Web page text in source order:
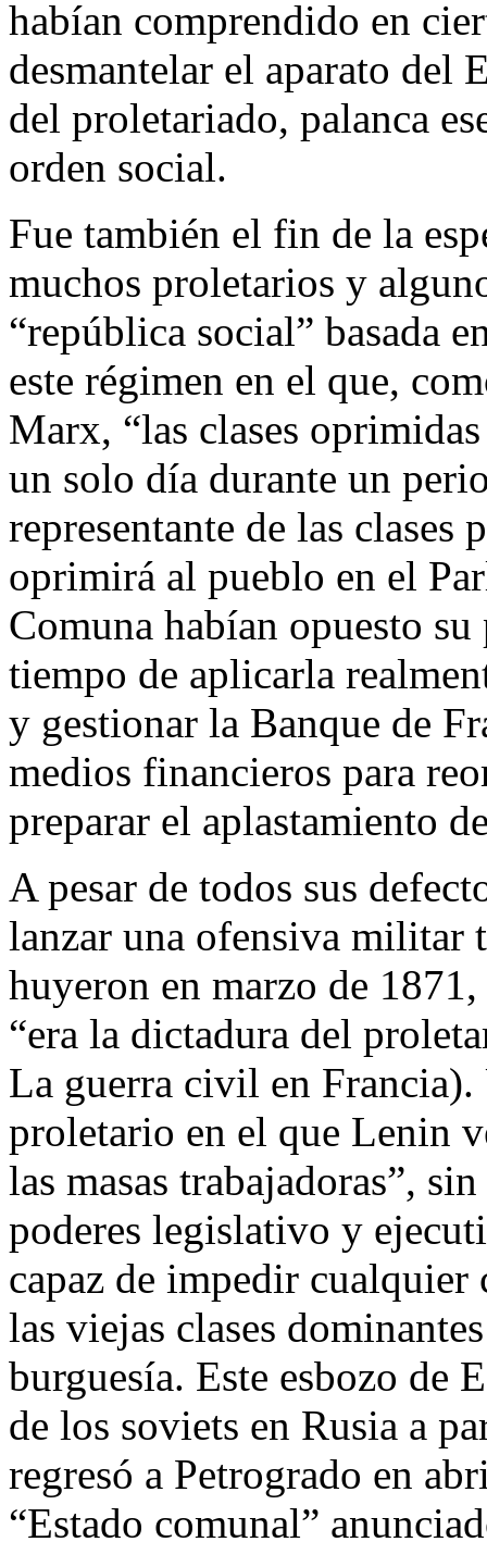
habían comprendido en
desmantelar el aparato del
del proletariado, palanca
orden social.
Fue también el fin de la
muchos proletarios y
“república social” basada
este régimen en el que,
Marx, “las clases
un solo día durante un
representante de las clases
oprimirá al pueblo en el
Comuna habían opuesto
tiempo de aplicarla
y gestionar la Banque de
medios financieros para
preparar el aplastamiento
A pesar de todos sus
lanzar una ofensiva militar
huyeron en marzo de
“era la dictadura del
La guerra civil en
proletario en el que Lenin
las masas trabajadoras”,
poderes legislativo y
capaz de impedir
las viejas clases
burguesía. Este esbozo de
de los soviets en Rusia a
regresó a Petrogrado en
“Estado comunal”